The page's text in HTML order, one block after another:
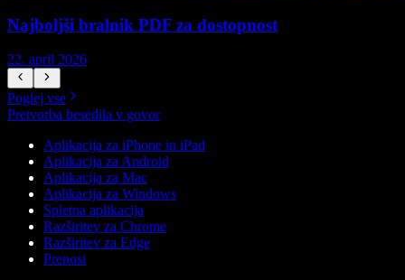
Najboljši bralnik PDF za dostopnost
22. april 2026
Poglej vse
Pretvorba besedila v govor
Aplikacija za iPhone in iPad
Aplikacija za Android
Aplikacija za Mac
Aplikacija za Windows
Spletna aplikacija
Razširitev za Chrome
Razširitev za Edge
Prenosi